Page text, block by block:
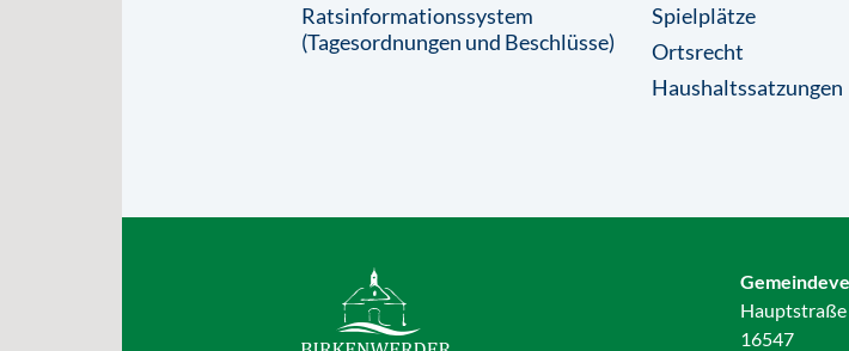
Ratsinformationssystem
(Tagesordnungen und Beschlüsse)
Spielplätze
Ortsrecht
Haushaltssatzungen
Hauptstraße
16547